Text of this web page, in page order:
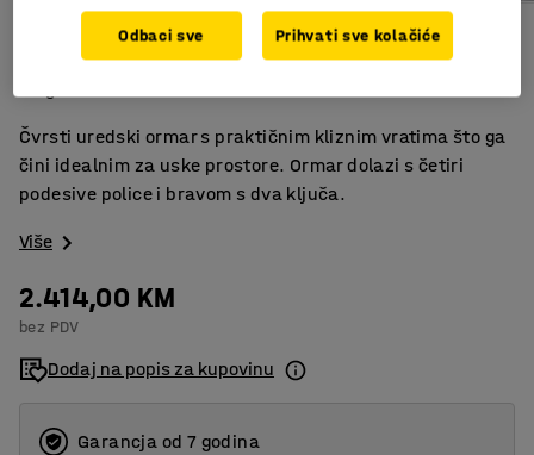
Klizna vrata
4 podesive police
Čvrsti uredski ormar s praktičnim kliznim vratima što ga
čini idealnim za uske prostore. Ormar dolazi s četiri
podesive police i bravom s dva ključa.
Više
2.414,00 KM
bez PDV
Dodaj na popis za kupovinu
Garancja od 7 godina
Odbaci sve Prihvati sve kolačiće